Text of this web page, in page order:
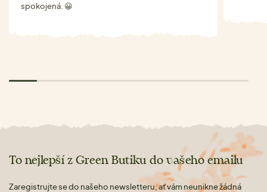
spokojená. 😀
To nejlepší z Green Butiku do vašeho emailu
Zaregistrujte se do našeho newsletteru, ať vám neunikne žádná